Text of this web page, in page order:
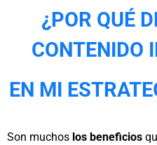
¿POR QUÉ
CONTENIDO
EN MI
Son muchos los beneficios